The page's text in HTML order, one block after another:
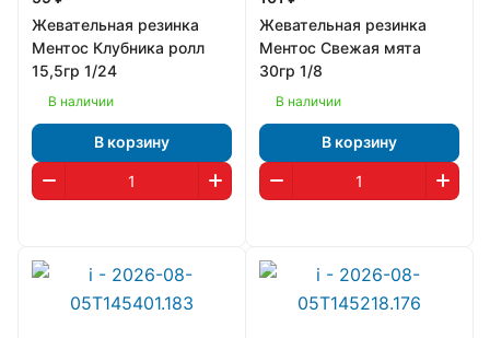
Жевательная резинка
Ментос Клубника ролл
15,5гр 1/24
В наличии
В корзину
Жевательная резинка
Ментос Свежая мята
30гр 1/8
В наличии
В корзину